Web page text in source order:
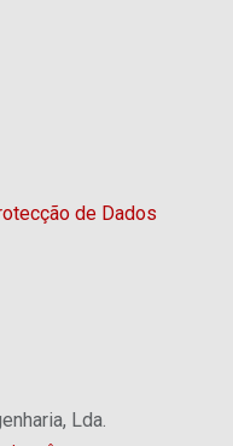
de Dados
Lda.